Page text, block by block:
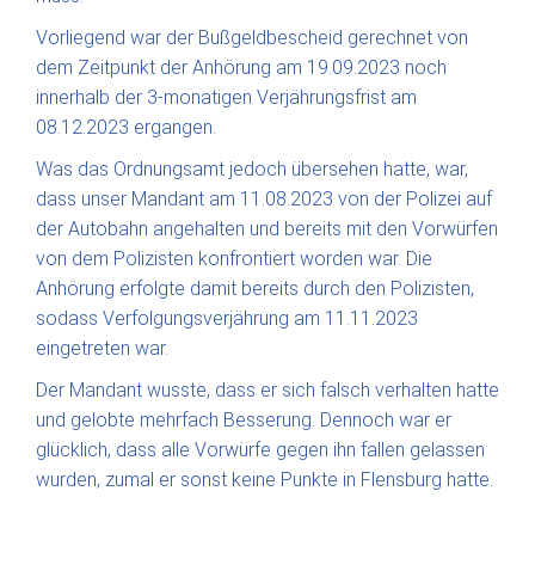
Vorliegend war der Bußgeldbescheid gerechnet von
dem Zeitpunkt der Anhörung am 19.09.2023 noch
innerhalb der 3-monatigen Verjährungsfrist am
08.12.2023 ergangen.
Was das Ordnungsamt jedoch übersehen hatte, war,
dass unser Mandant am 11.08.2023 von der Polizei auf
der Autobahn angehalten und bereits mit den Vorwürfen
von dem Polizisten konfrontiert worden war. Die
Anhörung erfolgte damit bereits durch den Polizisten,
sodass Verfolgungsverjährung am 11.11.2023
eingetreten war.
Der Mandant wusste, dass er sich falsch verhalten hatte
und gelobte mehrfach Besserung. Dennoch war er
glücklich, dass alle Vorwürfe gegen ihn fallen gelassen
wurden, zumal er sonst keine Punkte in Flensburg hatte.